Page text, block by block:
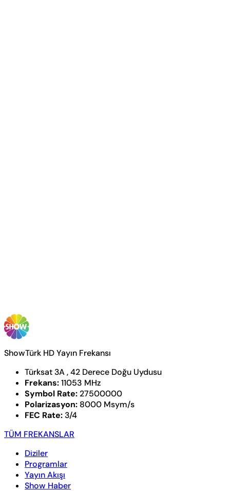
ShowTürk HD Yayın Frekansı
Türksat 3A , 42 Derece Doğu Uydusu
Frekans:11053 MHz
Symbol Rate: 27500000
Polarizasyon: 8000 Msym/s
FEC Rate: 3/4
TÜM FREKANSLAR
Diziler
Programlar
Yayın Akışı
Show Haber